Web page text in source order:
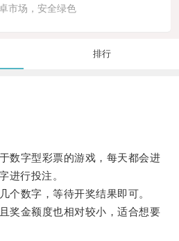
市场，安全绿色
排行
字型彩票的游戏，每天都会进
进行投注。
数字，等待开奖结果即可。
金额度也相对较小，适合想要